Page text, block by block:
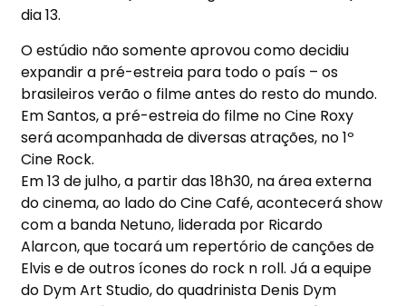
dia 13.
O estúdio não somente aprovou como decidiu
expandir a pré-estreia para todo o país – os
brasileiros verão o filme antes do resto do mundo.
Em Santos, a pré-estreia do filme no Cine Roxy
será acompanhada de diversas atrações, no 1º
Cine Rock.
Em 13 de julho, a partir das 18h30, na área externa
do cinema, ao lado do Cine Café, acontecerá show
com a banda Netuno, liderada por Ricardo
Alarcon, que tocará um repertório de canções de
Elvis e de outros ícones do rock n roll. Já a equipe
do Dym Art Studio, do quadrinista Denis Dym